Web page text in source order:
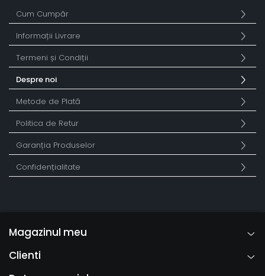
Cum Cumpăr
Informații Livrare
Termeni și Condiții
Despre noi
Metode de Plată
Politica de Retur
Garanția Produselor
Confidențialitate
Magazinul meu
Clienti